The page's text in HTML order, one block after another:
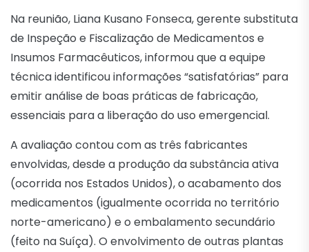
Na reunião, Liana Kusano Fonseca, gerente substituta
de Inspeção e Fiscalização de Medicamentos e
Insumos Farmacêuticos, informou que a equipe
técnica identificou informações “satisfatórias” para
emitir análise de boas práticas de fabricação,
essenciais para a liberação do uso emergencial.
A avaliação contou com as três fabricantes
envolvidas, desde a produção da substância ativa
(ocorrida nos Estados Unidos), o acabamento dos
medicamentos (igualmente ocorrida no território
norte-americano) e o embalamento secundário
(feito na Suíça). O envolvimento de outras plantas